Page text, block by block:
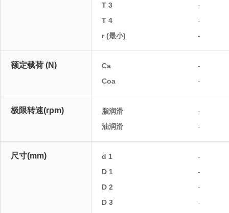
T 3
-
T 4
-
r (最小)
-
额定载荷 (N) Ca
-
Coa
-
极限转速(rpm) 脂润滑
-
油润滑
-
尺寸(mm) d 1
-
D 1
-
D 2
-
D 3
-